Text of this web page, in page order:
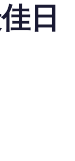
日